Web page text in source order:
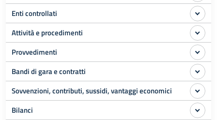
Enti controllati
Attività e procedimenti
Provvedimenti
Bandi di gara e contratti
Sovvenzioni, contributi, sussidi, vantaggi economici
Bilanci